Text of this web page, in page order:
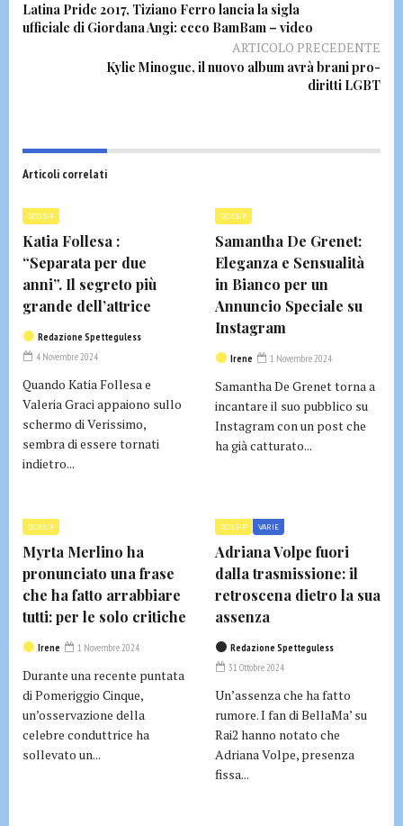
Latina Pride 2017, Tiziano Ferro lancia la sigla
ufficiale di Giordana Angi: ecco BamBam – video
ARTICOLO PRECEDENTE
Kylie Minogue, il nuovo album avrà brani pro-
diritti LGBT
Articoli correlati
GOSSIP
Katia Follesa :
“Separata per due
anni”. Il segreto più
grande dell’attrice
Redazione Spetteguless
4 Novembre 2024
Quando Katia Follesa e
Valeria Graci appaiono sullo
schermo di Verissimo,
sembra di essere tornati
indietro...
GOSSIP
Samantha De Grenet:
Eleganza e Sensualità
in Bianco per un
Annuncio Speciale su
Instagram
Irene 1 Novembre 2024
Samantha De Grenet torna a
incantare il suo pubblico su
Instagram con un post che
ha già catturato...
GOSSIP
Myrta Merlino ha
pronunciato una frase
che ha fatto arrabbiare
tutti: per le solo critiche
Irene 1 Novembre 2024
Durante una recente puntata
di Pomeriggio Cinque,
un’osservazione della
celebre conduttrice ha
sollevato un...
GOSSIP VARIE
Adriana Volpe fuori
dalla trasmissione: il
retroscena dietro la sua
assenza
Redazione Spetteguless
31 Ottobre 2024
Un’assenza che ha fatto
rumore. I fan di BellaMa’ su
Rai2 hanno notato che
Adriana Volpe, presenza
fissa...